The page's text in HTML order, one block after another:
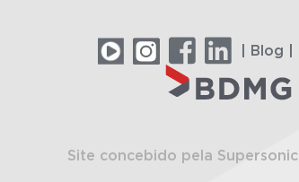
| Blog |
Site concebido pela Supersonic